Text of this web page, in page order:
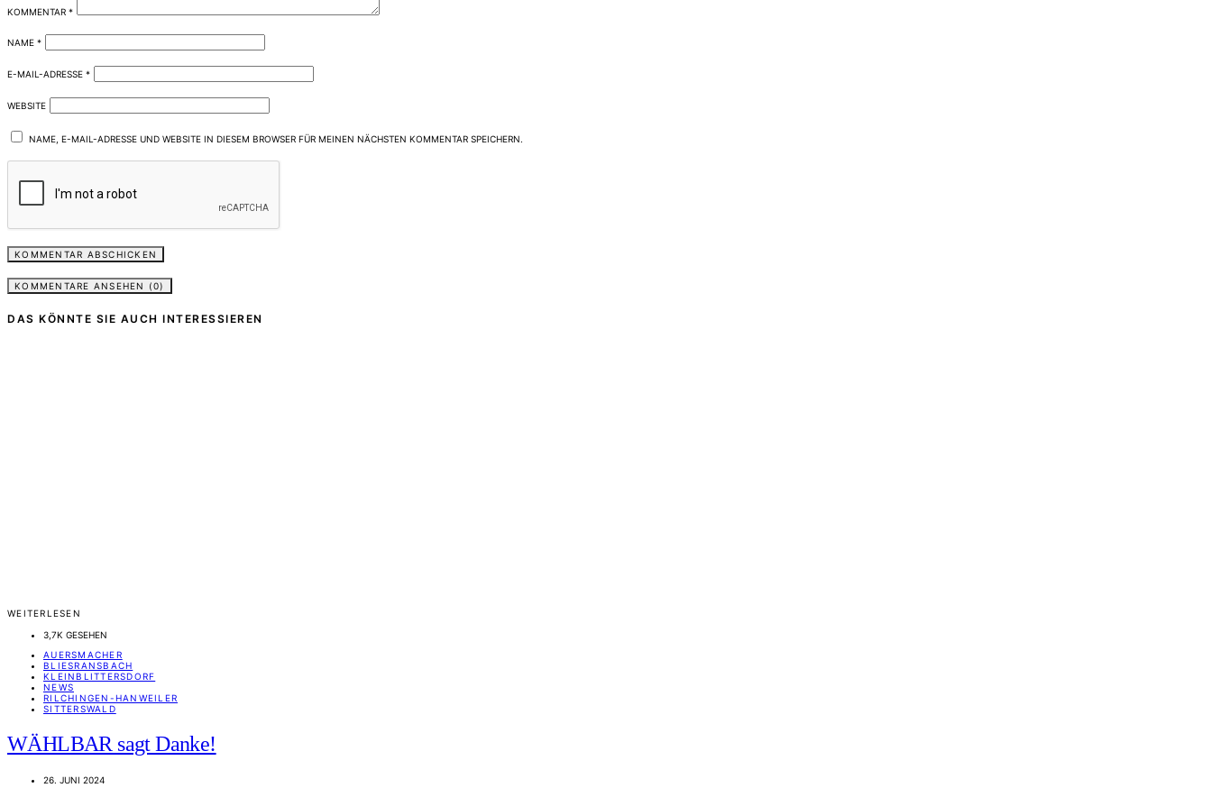
KOMMENTAR *
NAME *
E-MAIL-ADRESSE *
WEBSITE
NAME, E-MAIL-ADRESSE UND WEBSITE IN DIESEM BROWSER FÜR MEINEN NÄCHSTEN KOMMENTAR SPEICHERN.
KOMMENTARE ANSEHEN (0)
DAS KÖNNTE SIE AUCH INTERESSIEREN
WEITERLESEN
3,7K GESEHEN
AUERSMACHER
BLIESRANSBACH
KLEINBLITTERSDORF
NEWS
RILCHINGEN-HANWEILER
SITTERSWALD
WÄHLBAR sagt Danke!
26. JUNI 2024